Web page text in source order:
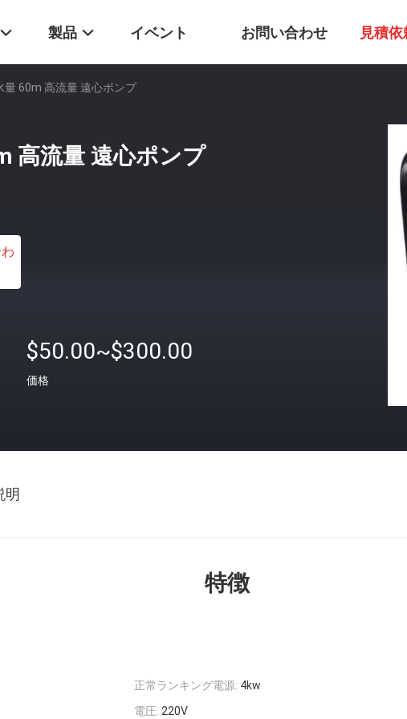
製品 イベント お問い合わせ 見積依
量 60m 高流量 遠心ポンプ
高流量 遠心ポンプ
$50.00~$300.00
価格
明
特徴
正常ランキング電源: 4kw
電圧: 220V